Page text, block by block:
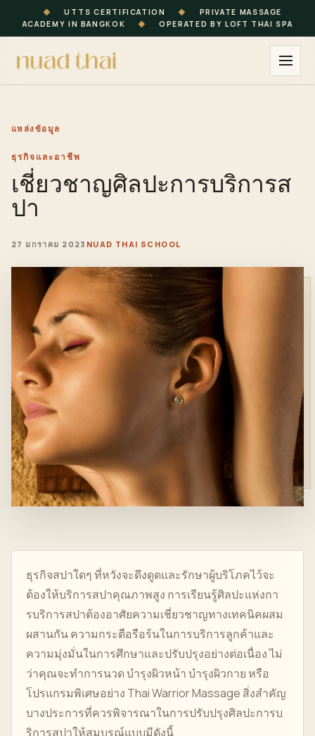
◆ UTTS CERTIFICATION ◆
PRIVATE MASSAGE
ACADEMY IN BANGKOK
◆ OPERATED BY LOFT THAI SPA
แหล่งข้อมูล
ธุรกิจและอาชีพ
เชี่ยวชาญศิลปะการบริการส
ปา
27 มกราคม 2023 NUAD THAI SCHOOL
ธุรกิจสปาใดๆ ที่หวังจะดึงดูดและรักษาผู้บริโภคไว้จะ
ต้องให้บริการสปาคุณภาพสูง การเรียนรู้ศิลปะแห่งกา
รบริการสปาต้องอาศัยความเชี่ยวชาญทางเทคนิคผสม
ผสานกัน ความกระตือรือร้นในการบริการลูกค้าและ
ความมุ่งมั่นในการศึกษาและปรับปรุงอย่างต่อเนื่อง ไม่
ว่าคุณจะทำการนวด บำรุงผิวหน้า บำรุงผิวกาย หรือ
โปรแกรมพิเศษอย่าง Thai Warrior Massage สิ่งสำคัญ
บางประการที่ควรพิจารณาในการปรับปรุงศิลปะการบ
ริการสปาให้สมบูรณ์แบบมีดังนี้